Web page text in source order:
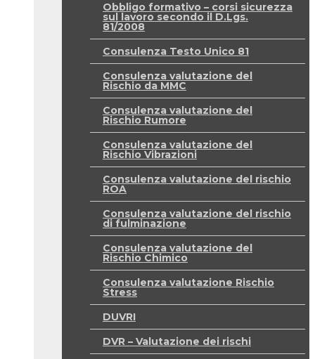
Obbligo formativo – corsi sicurezza
sul lavoro secondo il D.Lgs.
81/2008
Consulenza Testo Unico 81
Consulenza valutazione del
Rischio da MMC
Consulenza valutazione del
Rischio Rumore
Consulenza valutazione del
Rischio Vibrazioni
Consulenza valutazione del rischio
ROA
Consulenza valutazione del rischio
di fulminazione
Consulenza valutazione del
Rischio Chimico
Consulenza valutazione Rischio
Stress
DUVRI
DVR – Valutazione dei rischi